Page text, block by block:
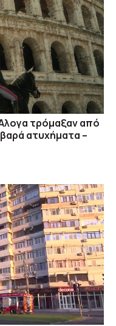
τρόμαξαν από
ατυχήματα –